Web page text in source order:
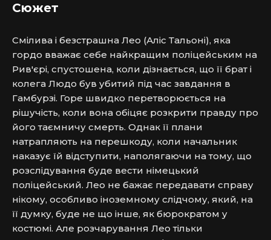
Сюжет
Смілива і безстрашна Лео (Аліс Тальоні), яка
гордо вважає себе найкращим поліцейським на
Рив'єрі, спустошена, коли дізнається, що її брат і
колега Людо був убитий під час завдання в
Гамбурзі. Горе швидко перетворюється на
рішучість, коли вона обіцяє розкрити правду про
його таємничу смерть. Однак її плани
натрапляють на перешкоду, коли начальник
наказує їй відступити, наполягаючи на тому, що
розслідування буде вести німецький
поліцейський. Лео не бажає передавати справу
нікому, особливо іноземному слідчому, який, на
її думку, буде не що інше, як бюрократом у
костюмі. Але розчарування Лео тільки